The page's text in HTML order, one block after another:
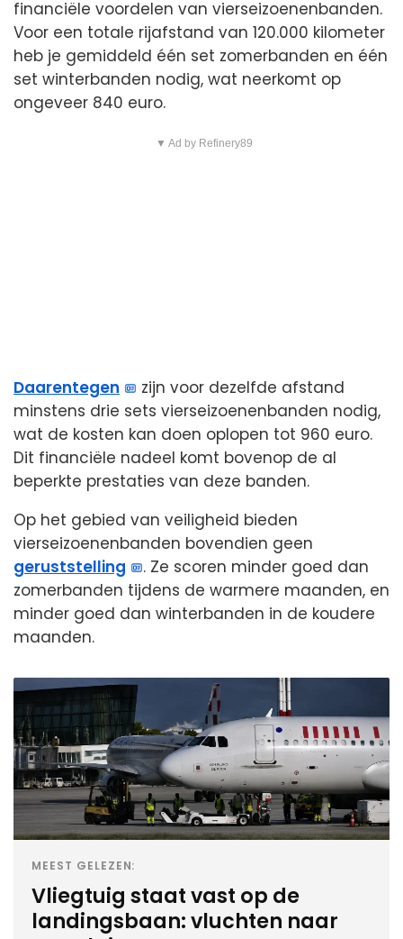
financiële voordelen van vierseizoenenbanden.
Voor een totale rijafstand van 120.000 kilometer
heb je gemiddeld één set zomerbanden en één
set winterbanden nodig, wat neerkomt op
ongeveer 840 euro.
▼ Ad by Refinery89
Daarentegen
zijn voor dezelfde afstand
minstens drie sets vierseizoenenbanden nodig,
wat de kosten kan doen oplopen tot 960 euro.
Dit financiële nadeel komt bovenop de al
beperkte prestaties van deze banden.
Op het gebied van veiligheid bieden
vierseizoenenbanden bovendien geen
geruststelling
. Ze scoren minder goed dan
zomerbanden tijdens de warmere maanden, en
minder goed dan winterbanden in de koudere
maanden.
MEEST GELEZEN:
Vliegtuig staat vast op de
landingsbaan: vluchten naar